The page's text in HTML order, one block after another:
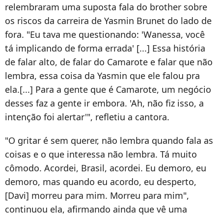
relembraram uma suposta fala do brother sobre
os riscos da carreira de Yasmin Brunet do lado de
fora. "Eu tava me questionando: 'Wanessa, você
tá implicando de forma errada' [...] Essa história
de falar alto, de falar do Camarote e falar que não
lembra, essa coisa da Yasmin que ele falou pra
ela.[...] Para a gente que é Camarote, um negócio
desses faz a gente ir embora. 'Ah, não fiz isso, a
intenção foi alertar'", refletiu a cantora.
"O gritar é sem querer, não lembra quando fala as
coisas e o que interessa não lembra. Tá muito
cômodo. Acordei, Brasil, acordei. Eu demoro, eu
demoro, mas quando eu acordo, eu desperto,
[Davi] morreu para mim. Morreu para mim",
continuou ela, afirmando ainda que vê uma